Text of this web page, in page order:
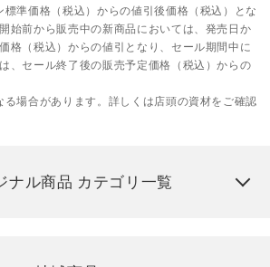
準価格（税込）からの値引後価格（税込）とな
始前から販売中の新商品においては、発売日か
格（税込）からの値引となり、セール期間中に
、セール終了後の販売予定価格（税込）からの
る場合があります。詳しくは店頭の資材をご確認
ナル商品 カテゴリ一覧